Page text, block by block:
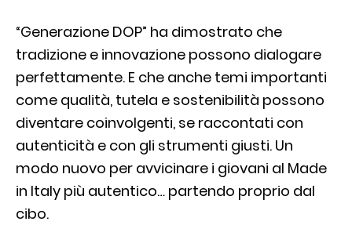
“Generazione DOP” ha dimostrato che
tradizione e innovazione possono dialogare
perfettamente. E che anche temi importanti
come qualità, tutela e sostenibilità possono
diventare coinvolgenti, se raccontati con
autenticità e con gli strumenti giusti. Un
modo nuovo per avvicinare i giovani al Made
in Italy più autentico… partendo proprio dal
cibo.